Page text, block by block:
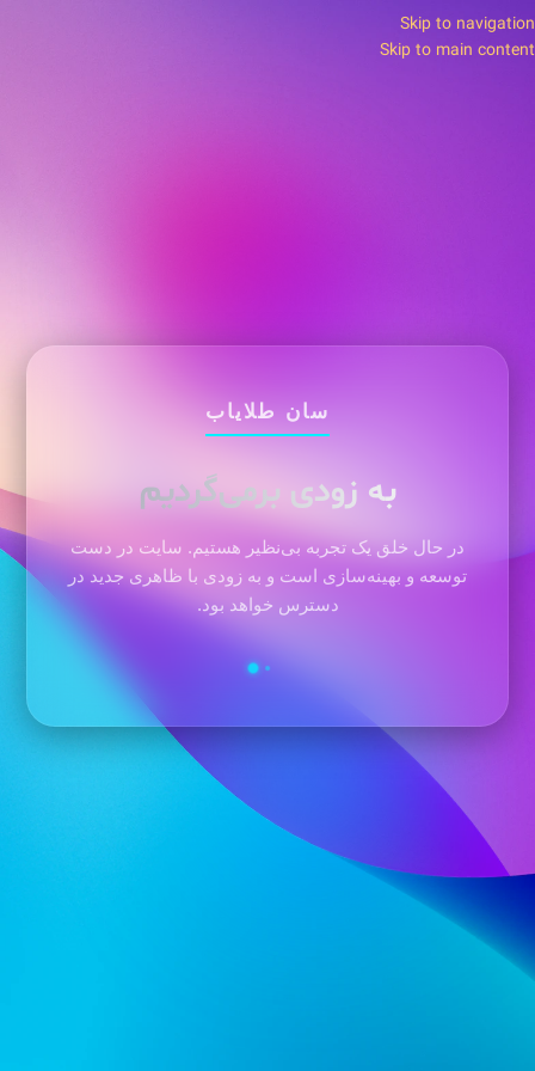
Skip to navigation
Skip to main content
سان طلایاب
به زودی برمی‌گردیم
در حال خلق یک تجربه بی‌نظیر هستیم. سایت در دست
توسعه و بهینه‌سازی است و به زودی با ظاهری جدید در
دسترس خواهد بود.